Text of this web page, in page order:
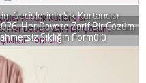
Geçişlerinin Şık Kurtarıcısı
Her Davete Zarif Bir Çözüm
Şıklığın Formülü